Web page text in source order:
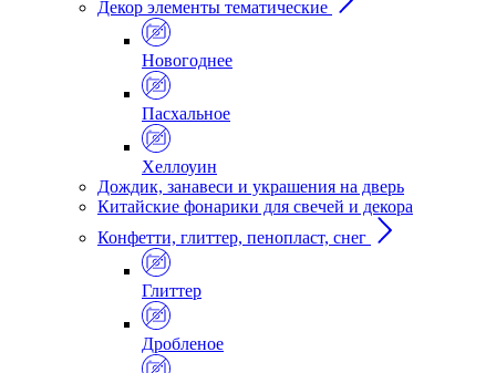
Декор элементы тематические
Новогоднее
Пасхальное
Хеллоуин
Дождик, занавеси и украшения на дверь
Китайские фонарики для свечей и декора
Конфетти, глиттер, пенопласт, снег
Глиттер
Дробленое